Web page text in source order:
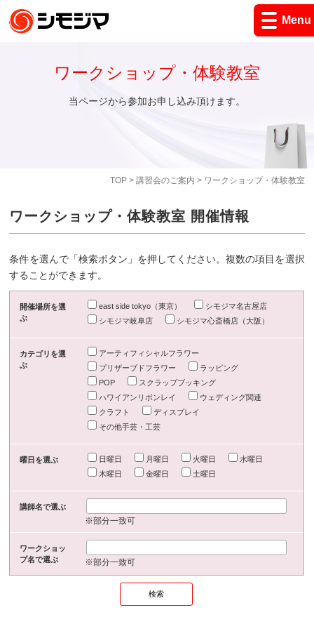
Menu
TOP> 講習会のご案内 > ワークショップ・体験教室
ワークショップ・体験教室
当ページから参加お申し込み頂けます。
ワークショップ・体験教室 開催情報
条件を選んで「検索ボタン」を押してください。複数の項目を選択
することができます。
開催場所を選
ぶ
east side tokyo（東京）
シモジマ名古屋店
シモジマ岐阜店
シモジマ心斎橋店（大阪）
カテゴリを選
ぶ
アーティフィシャルフラワー
プリザーブドフラワー
ラッピング
POP
スクラップブッキング
ハワイアンリボンレイ
ウェディング関連
クラフト
ディスプレイ
その他手芸・工芸
曜日を選ぶ 日曜日 月曜日 火曜日
水曜日
木曜日
金曜日 土曜日
講師名で選ぶ
※部分一致可
ワークショッ
プ名で選ぶ
※部分一致可